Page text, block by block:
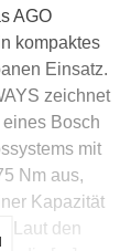
AGO
kompaktes
Einsatz.
zeichnet
Bosch
mit
Nm aus,
Kapazität
Laut den